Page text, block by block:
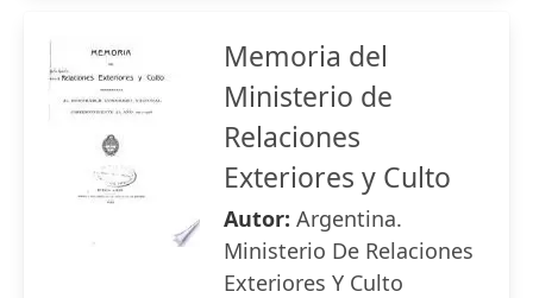
Memoria del
Ministerio de
Relaciones
Exteriores y Culto
Autor: Argentina.
Ministerio De Relaciones
Exteriores Y Culto